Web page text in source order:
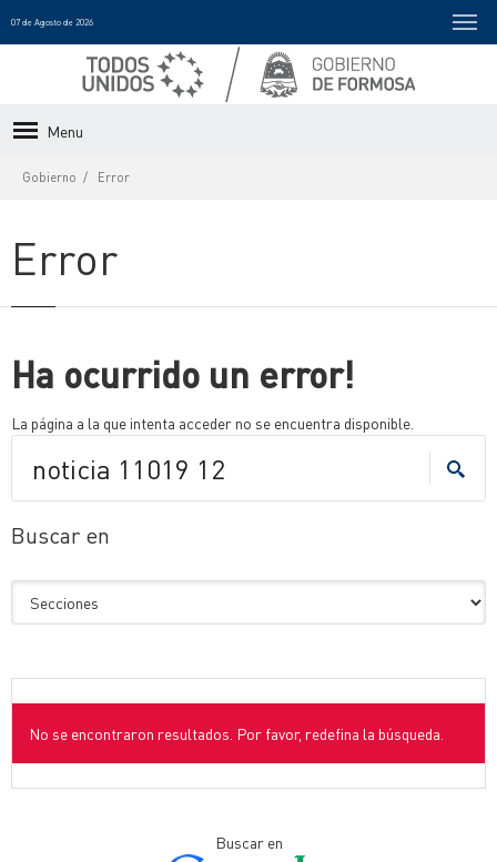
07 de Agosto de 2026
Menu
Gobierno Error
Error
Ha ocurrido un error!
La página a la que intenta acceder no se encuentra disponible.
Buscar en
No se encontraron resultados. Por favor, redefina la búsqueda.
Buscar en